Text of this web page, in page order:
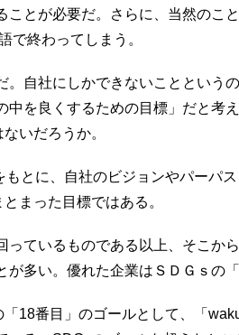
ことが必要だ。さらに、当然のこ
で終わってしまう。
。自社にしかできないことという
中を良くするための目標」だと考
いだろうか。
とに、自社のビジョンやパーパ
まった目標ではある。
っているものである以上、そこか
が多い。優れた企業はＳＤＧｓの
18番目」のゴールとして、「